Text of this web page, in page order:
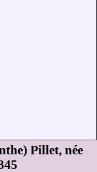
Pillet, née